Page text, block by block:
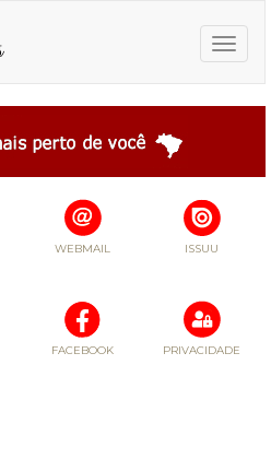
Toggle
WEBMAIL ISSUU
FACEBOOK PRIVACIDADE